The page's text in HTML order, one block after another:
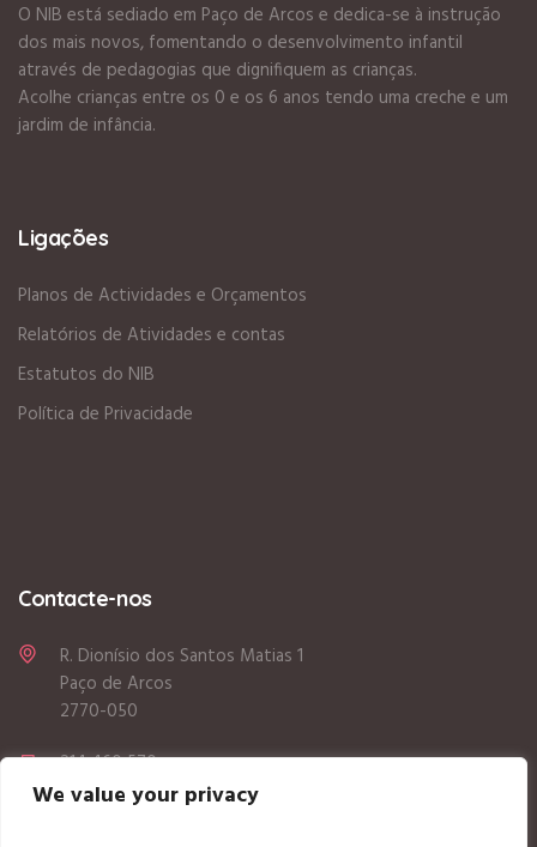
We value your privacy
O NIB está sediado em Paço de Arcos e dedica-se à instrução
dos mais novos, fomentando o desenvolvimento infantil
através de pedagogias que dignifiquem as crianças.
Acolhe crianças entre os 0 e os 6 anos tendo uma creche e um
jardim de infância.
Ligações
Planos de Actividades e Orçamentos
Relatórios de Atividades e contas
Estatutos do NIB
Política de Privacidade
Contacte-nos
R. Dionísio dos Santos Matias 1
Paço de Arcos
2770-050
214 460 570
geral@nibpacodearcos.com